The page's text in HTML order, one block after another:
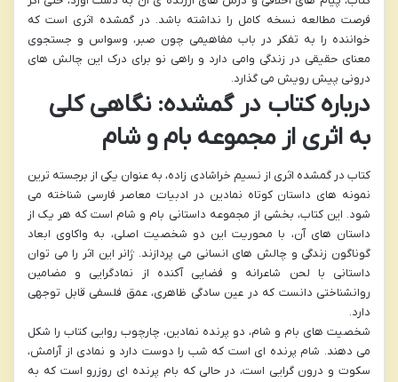
فرصت مطالعه نسخه کامل را نداشته باشد. در گمشده اثری است که
خواننده را به تفکر در باب مفاهیمی چون صبر، وسواس و جستجوی
معنای حقیقی در زندگی وامی دارد و راهی نو برای درک این چالش های
درونی پیش رویش می گذارد.
درباره کتاب در گمشده: نگاهی کلی
به اثری از مجموعه بام و شام
کتاب در گمشده اثری از نسیم خراشادی زاده، به عنوان یکی از برجسته ترین
نمونه های داستان کوتاه نمادین در ادبیات معاصر فارسی شناخته می
شود. این کتاب، بخشی از مجموعه داستانی بام و شام است که هر یک از
داستان های آن، با محوریت این دو شخصیت اصلی، به واکاوی ابعاد
گوناگون زندگی و چالش های انسانی می پردازند. ژانر این اثر را می توان
داستانی با لحن شاعرانه و فضایی آکنده از نمادگرایی و مضامین
روانشناختی دانست که در عین سادگی ظاهری، عمق فلسفی قابل توجهی
دارد.
شخصیت های بام و شام، دو پرنده نمادین، چارچوب روایی کتاب را شکل
می دهند. شام پرنده ای است که شب را دوست دارد و نمادی از آرامش،
سکوت و درون گرایی است، در حالی که بام پرنده ای روزرو است که به